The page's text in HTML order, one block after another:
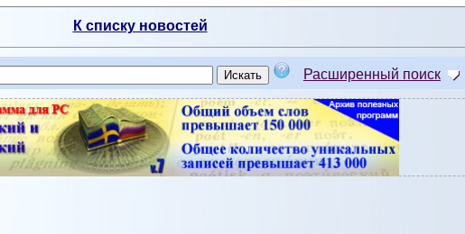
К списку новостей
Расширенный поиск